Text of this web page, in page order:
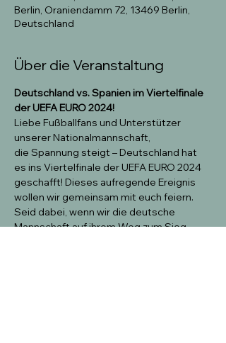
Berlin, Oraniendamm 72, 13469 Berlin,
Deutschland
Über die Veranstaltung
Deutschland vs. Spanien im Viertelfinale
der UEFA EURO 2024!
Liebe Fußballfans und Unterstützer
unserer Nationalmannschaft,
die Spannung steigt – Deutschland hat
es ins Viertelfinale der UEFA EURO 2024
geschafft! Dieses aufregende Ereignis
wollen wir gemeinsam mit euch feiern.
Seid dabei, wenn wir die deutsche
Mannschaft auf ihrem Weg zum Sieg